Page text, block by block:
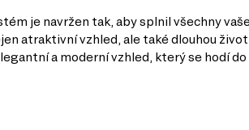
je navržen tak, aby splnil všechny
atraktivní vzhled, ale také dlouhou
a moderní vzhled, který se hodí